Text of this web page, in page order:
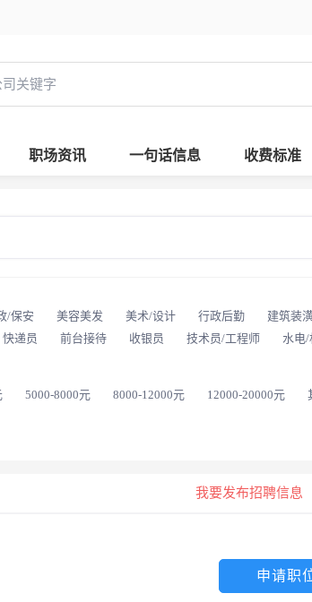
职场资讯 一句话信息 收费标准
/保安 美容美发 美术/设计 行政后勤 建筑装
快递员 前台接待 收银员 技术员/工程师 水电/
5000-8000元 8000-12000元 12000-20000元
我要发布招聘信息
申请职